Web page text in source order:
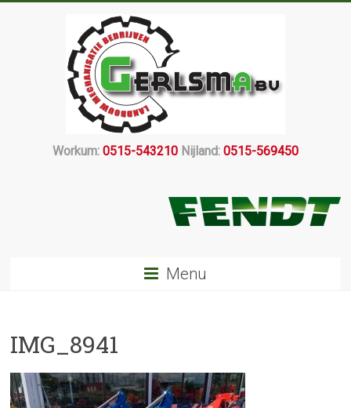
Workum: 0515-543210Nijland: 0515-569450
Menu
IMG_8941